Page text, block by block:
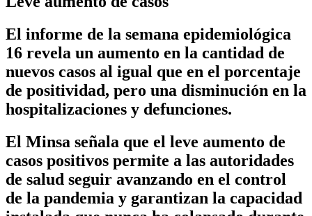
El informe de la semana epidemiológica
16 revela un aumento en la cantidad de
nuevos casos al igual que en el porcentaje
de positividad, pero una disminución en la
hospitalizaciones y defunciones.
El Minsa señala que el leve aumento de
casos positivos permite a las autoridades
de salud seguir avanzando en el control
de la pandemia y garantizan la capacidad